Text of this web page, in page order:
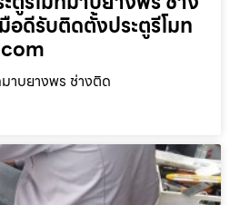
อดีรับติดตั้งประตูรีโมท
าบยางพร ช่างติด